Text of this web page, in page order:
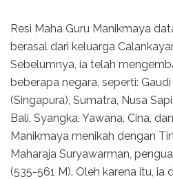
Resi Maha Guru Manikmaya
berasal dari keluarga
Sebelumnya, ia telah
beberapa negara, seperti:
(Singapura), Sumatra, Nusa
Bali, Syangka, Yawana, Cina,
Manikmaya menikah dengan
Maharaja Suryawarman,
(535-561 M). Oleh karena itu, ia